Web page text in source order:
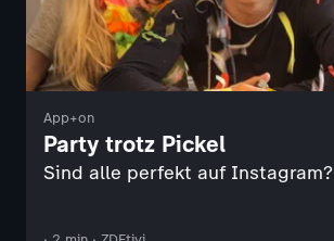
App+on
Party trotz Pickel
Sind alle perfekt auf Instagram?